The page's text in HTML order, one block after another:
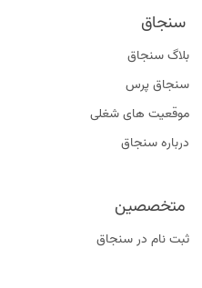
سنجاق
بلاگ سنجاق
سنجاق پرس
موقعیت‌ های شغلی
درباره سنجاق
متخصصین
ثبت نام در سنجاق